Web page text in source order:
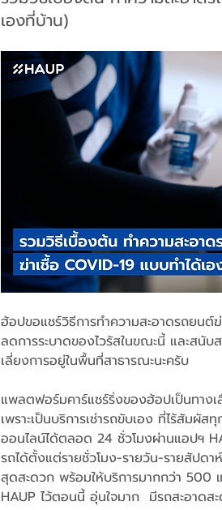
เองที่บ้าน)
ฮ้อปขอแชร์วิธีการทำความสะอาดรถยนต์
ลดการระบาดของไวรัสในขณะนี้ และส
เลี่ยงการอยู่ในพื้นที่สาธารณะนะครับ
แพลตฟอร์มคาร์แชร์ริ่งของฮ้อปเป็นทา
เพราะเป็นบริการเช่ารถขับเอง ที่ไร้สัม
ออนไลน์ได้ตลอด 24 ชั่วโมงผ่านแอปฯ
รถได้ตั้งแต่รายชั่วโมง-รายวัน-รายสัปด
สุดสะดวก พร้อมให้บริการมากกว่า 500
HAUP ไว้ตอนนี้ อุ่นใจมาก  มีรถสะอาด